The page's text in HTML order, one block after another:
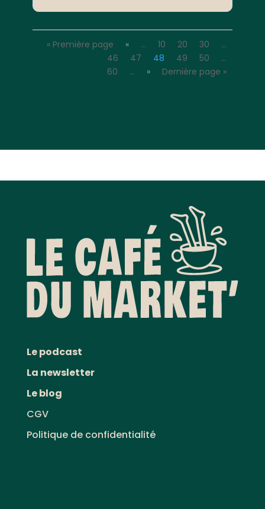
« Première page « … 10 20 30
…
46
47 48 49 50
…
60
… » Dernière page »
Le podcast
La newsletter
Le blog
CGV
Politique de confidentialité